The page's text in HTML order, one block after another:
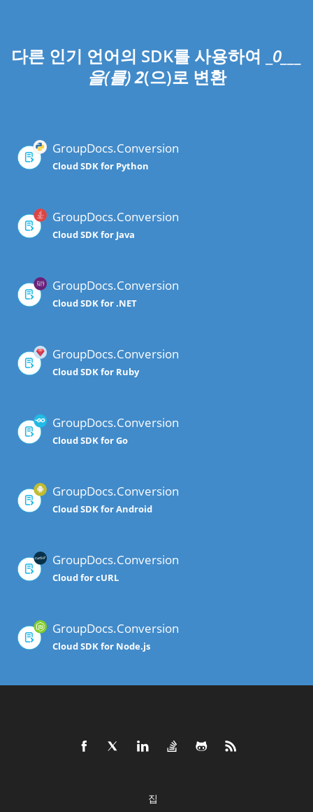
다른 인기 언어의 SDK를 사용하여 _ 0___
을(를)2(으)로 변환
GroupDocs.Conversion
Cloud SDK for Python
GroupDocs.Conversion
Cloud SDK for Java
GroupDocs.Conversion
Cloud SDK for .NET
GroupDocs.Conversion
Cloud SDK for Ruby
GroupDocs.Conversion
Cloud SDK for Go
GroupDocs.Conversion
Cloud SDK for Android
GroupDocs.Conversion
Cloud for cURL
GroupDocs.Conversion
Cloud SDK for Node.js
집